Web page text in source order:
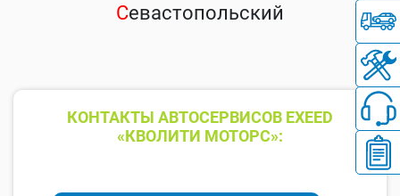
Севастопольский
КОНТАКТЫ АВТОСЕРВИСОВ EXEED
«КВОЛИТИ МОТОРС»: